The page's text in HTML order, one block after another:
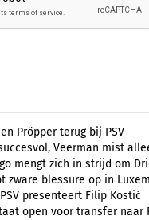
Pröpper terug bij PSV
Veerman mist
mengt zich in strijd om
zware blessure op in
presenteert Filip Kostić
open voor transfer naar